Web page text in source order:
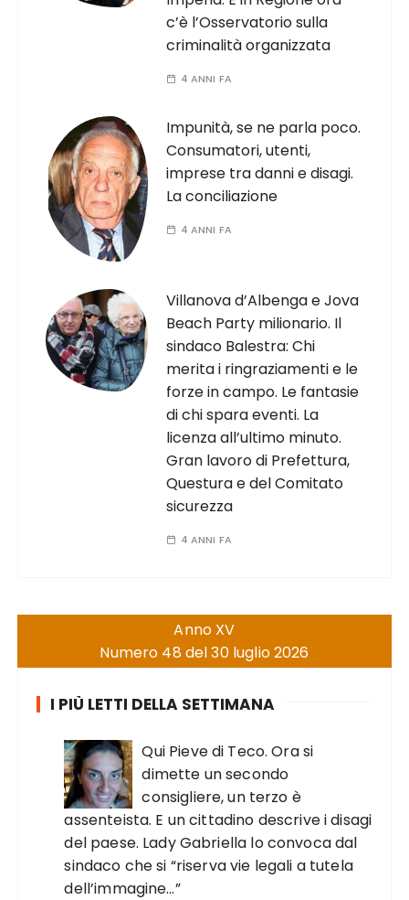
c’è l’Osservatorio sulla
criminalità organizzata
4 ANNI FA
Impunità, se ne parla poco.
Consumatori, utenti,
imprese tra danni e disagi.
La conciliazione
4 ANNI FA
Villanova d’Albenga e Jova
Beach Party milionario. Il
sindaco Balestra: Chi
merita i ringraziamenti e le
forze in campo. Le fantasie
di chi spara eventi. La
licenza all’ultimo minuto.
Gran lavoro di Prefettura,
Questura e del Comitato
sicurezza
4 ANNI FA
Anno XV
Numero 48 del 30 luglio 2026
I PIÙ LETTI DELLA SETTIMANA
Qui Pieve di Teco. Ora si
dimette un secondo
consigliere, un terzo è
assenteista. E un cittadino descrive i disagi
del paese. Lady Gabriella lo convoca dal
sindaco che si “riserva vie legali a tutela
dell’immagine…”